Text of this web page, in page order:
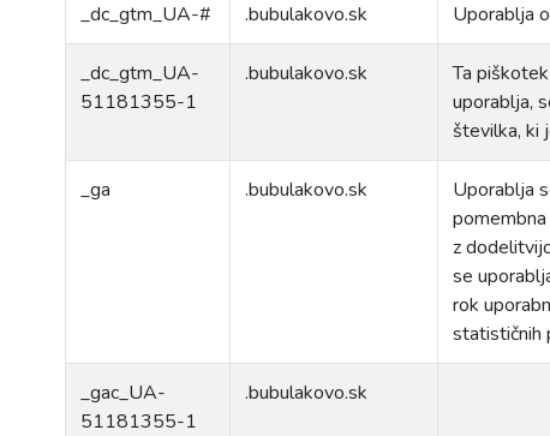
_dc_gtm_UA-# .bubulakovo.sk Uporablja
_dc_gtm_UA-
51181355-1
.bubulakovo.sk
Ta
uporablja,
številka, ki
_ga .bubulakovo.sk
Uporablja
z
se
rok
statističnih
_gac_UA-
51181355-1
.bubulakovo.sk